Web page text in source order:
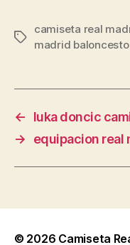
Etiquetas
camiseta real
madrid baloncesto,
←
luka doncic
→
equipacion real
© 2026 Camiseta